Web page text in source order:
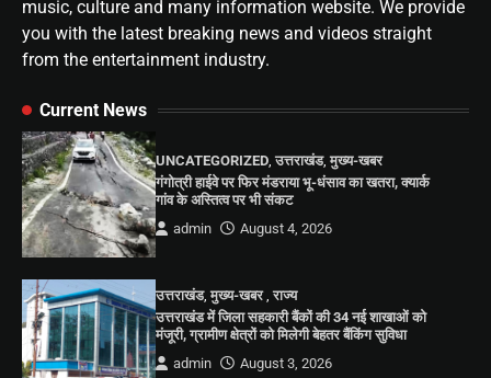
music, culture and many information website. We provide
you with the latest breaking news and videos straight
from the entertainment industry.
Current News
UNCATEGORIZED ,उत्तराखंड,मुख्य-खबर
गंगोत्री हाईवे पर फिर मंडराया भू-धंसाव का खतरा, क्यार्क
गांव के अस्तित्व पर भी संकट
admin
August 4, 2026
उत्तराखंड,मुख्य-खबर,राज्य
उत्तराखंड में जिला सहकारी बैंकों की 34 नई शाखाओं को
मंजूरी, ग्रामीण क्षेत्रों को मिलेगी बेहतर बैंकिंग सुविधा
admin
August 3, 2026